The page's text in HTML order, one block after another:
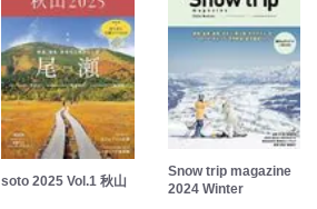
soto 2025 Vol.1 秋山
Snow trip magazine
2024 Winter